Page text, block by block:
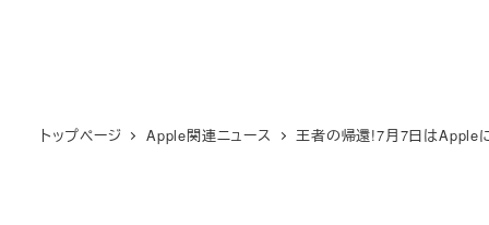
トップページ Apple関連ニュース 王者の帰還!7月7日はApple